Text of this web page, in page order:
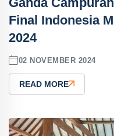
Final Indonesia
2024
02 NOVEMBER 2024
READ MORE